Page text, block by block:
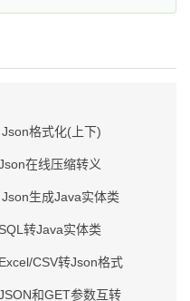
Json格式化(上下)
在线压缩转义
Json生成Java实体类
SQL转Java实体类
Excel/CSV转Json格式
和GET参数互转